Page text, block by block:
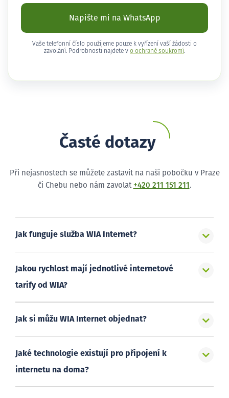
Napište mi na WhatsApp
Vaše telefonní číslo použijeme pouze k vyřízení vaší žádosti o
zavolání. Podrobnosti najdete v o ochraně soukromí .
Časté dotazy
Při nejasnostech se můžete zastavit na naši pobočku v Praze
či Chebu nebo nám zavolat +420 211 151 211 .
Jak funguje služba WIA Internet?
Jakou rychlost mají jednotlivé internetové
tarify od WIA?
Jak si můžu WIA Internet objednat?
Jaké technologie existují pro připojení k
internetu na doma?